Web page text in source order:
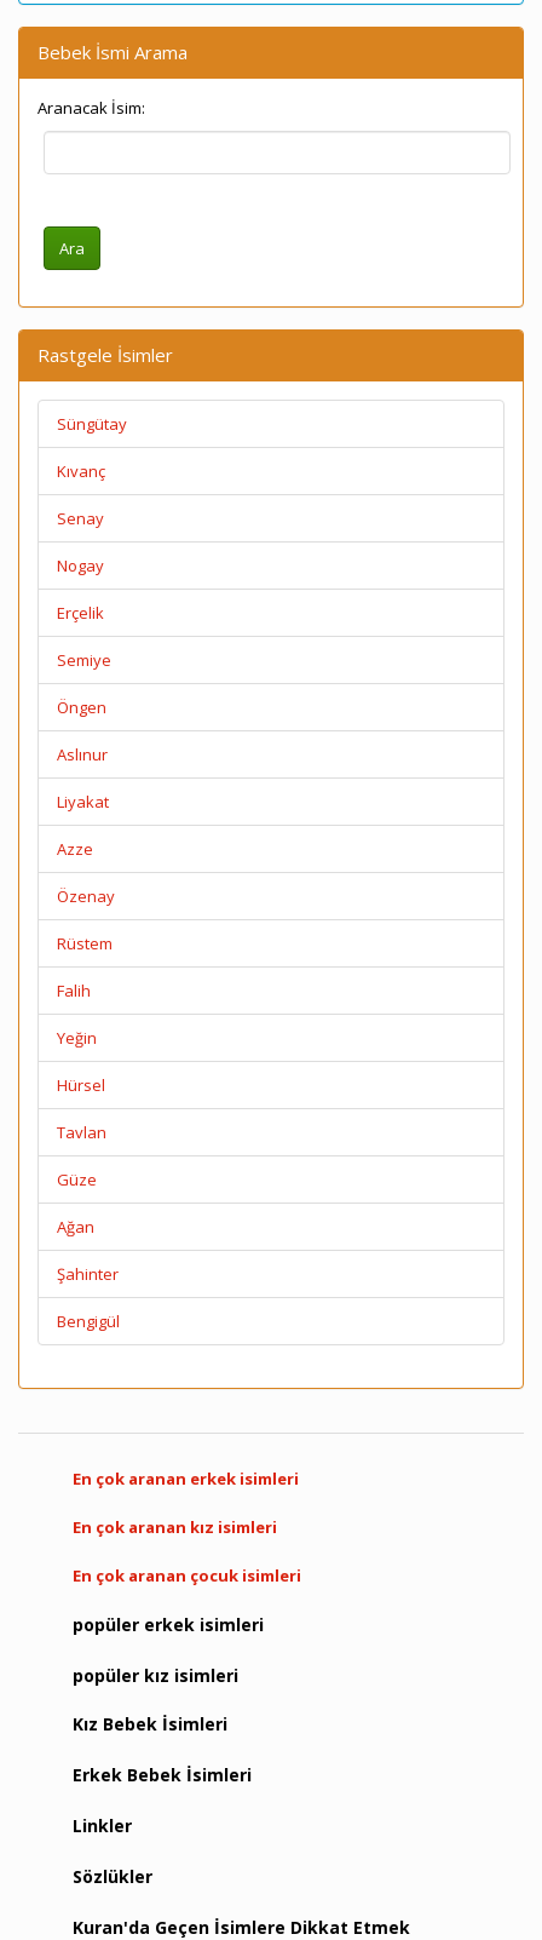
Bebek İsmi Arama
Aranacak İsim:
Rastgele İsimler
Süngütay
Kıvanç
Senay
Nogay
Erçelik
Semiye
Öngen
Aslınur
Liyakat
Azze
Özenay
Rüstem
Falih
Yeğin
Hürsel
Tavlan
Güze
Ağan
Şahinter
Bengigül
En çok aranan erkek isimleri
En çok aranan kız isimleri
En çok aranan çocuk isimleri
popüler erkek isimleri
popüler kız isimleri
Kız Bebek İsimleri
Erkek Bebek İsimleri
Linkler
Sözlükler
Kuran'da Geçen İsimlere Dikkat Etmek